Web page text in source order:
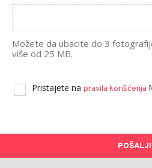
Možete da ubacite do 3
više od 25 MB.
Pristajete na pravila korišćenja
POŠALJI